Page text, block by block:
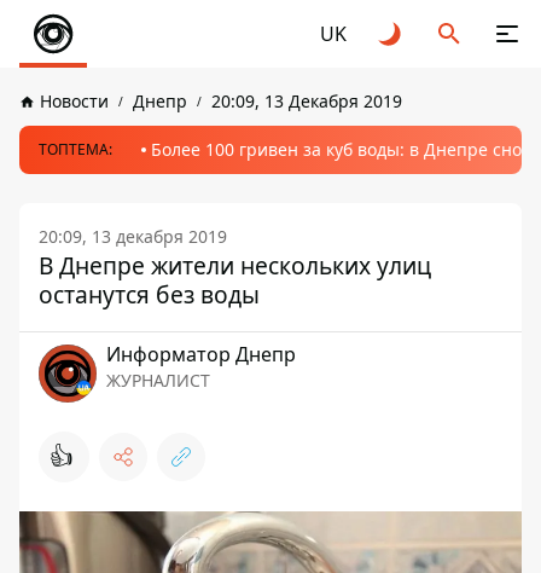
UK
Новости Днепр 20:09, 13 Декабря 2019
ТОПТЕМА: Более 100 гривен за куб воды: в Днепре
20:09, 13 декабря 2019
В Днепре жители нескольких улиц
останутся без воды
Информатор Днепр
ЖУРНАЛИСТ
👍